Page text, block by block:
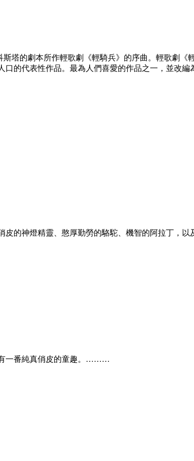
塔的劇本所作輕歌劇《輕騎兵》的序曲。輕歌劇
的代表性作品。最為人們喜愛的作品之一，並改編
皮的神燈精靈、憨厚勤勞的駱駝、機智的阿拉丁，
有一番純真俏皮的童趣。………